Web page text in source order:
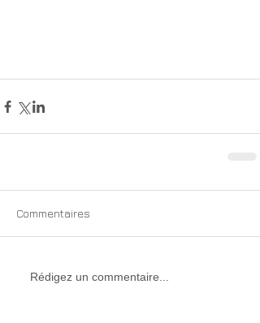
Commentaires
Rédigez un commentaire...